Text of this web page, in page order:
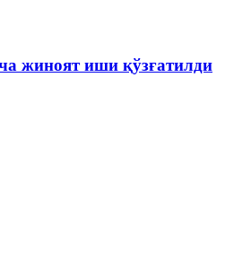
жиноят иши қўзғатилди